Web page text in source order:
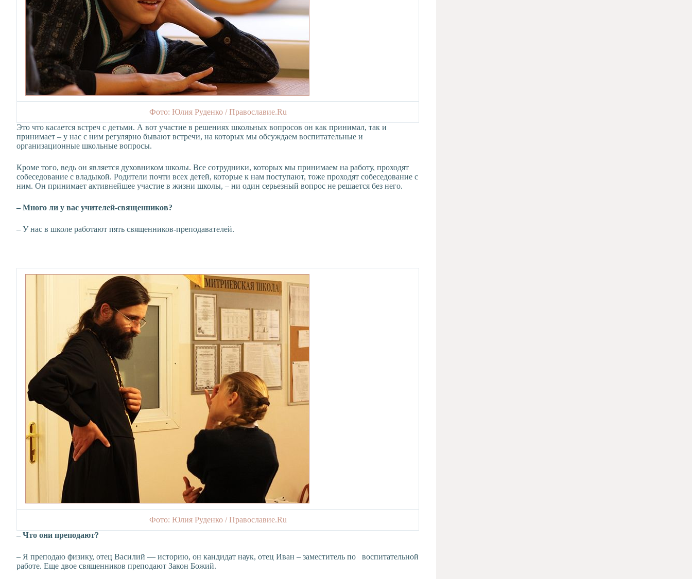
Фото: Юлия Руденко / Православие.Ru
Это что касается встреч с детьми. А вот участие в решениях школьных вопросов он как принимал, так и
принимает – у нас с ним регулярно бывают встречи, на которых мы обсуждаем воспитательные и
организационные школьные вопросы.
Кроме того, ведь он является духовником школы. Все сотрудники, которых мы принимаем на работу, проходят
собеседование с владыкой. Родители почти всех детей, которые к нам поступают, тоже проходят собеседование с
ним. Он принимает активнейшее участие в жизни школы, – ни один серьезный вопрос не решается без него.
– Много ли у вас учителей-священников?
– У нас в школе работают пять священников-преподавателей.
Фото: Юлия Руденко / Православие.Ru
– Что они преподают?
– Я преподаю физику, отец Василий — историю, он кандидат наук, отец Иван – заместитель по воспитательной
работе. Еще двое священников преподают Закон Божий.